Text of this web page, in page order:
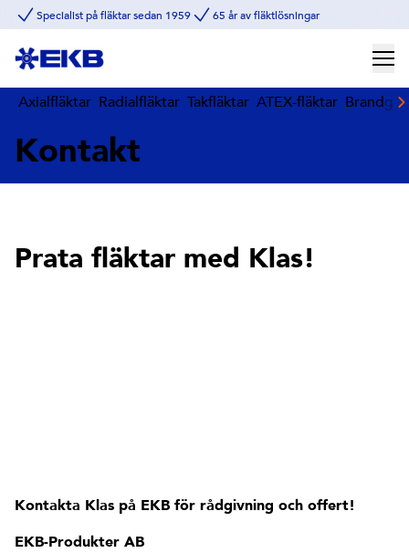
Specialist på fläktar sedan 1959 65 år av fläktlösningar
Axialfläktar Radialfläktar Takfläktar ATEX-fläktar
Kontakt
Prata fläktar med Klas!
Kontakta Klas på EKB för rådgivning och offert!
EKB-Produkter AB